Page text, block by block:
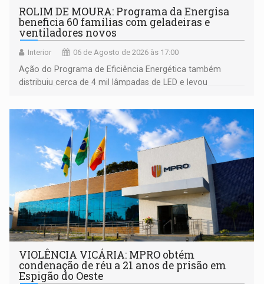
ROLIM DE MOURA: Programa da Energisa
beneficia 60 famílias com geladeiras e
ventiladores novos
Interior 06 de Agosto de 2026 às 17:00
Ação do Programa de Eficiência Energética também
distribuiu cerca de 4 mil lâmpadas de LED e levou
comunidade
VIOLÊNCIA VICÁRIA: MPRO obtém
condenação de réu a 21 anos de prisão em
Espigão do Oeste